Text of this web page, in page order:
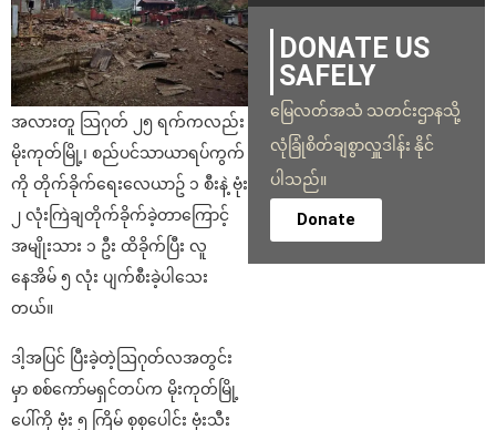
အလားတူ သြဂုတ် ၂၅ ရက်ကလည်း
မိုးကုတ်မြို့၊ စည်ပင်သာယာရပ်ကွက်
ကို တိုက်ခိုက်ရေးလေယာဥ် ၁ စီးနဲ့ ဗုံး
၂ လုံးကြဲချတိုက်ခိုက်ခဲ့တာကြောင့်
အမျိုးသား ၁ ဦး ထိခိုက်ပြီး လူ
နေအိမ် ၅ လုံး ပျက်စီးခဲ့ပါသေး
တယ်။
ဒါ့အပြင် ပြီးခဲ့တဲ့ဩဂုတ်လအတွင်း
မှာ စစ်ကော်မရှင်တပ်က မိုးကုတ်မြို့
ပေါ်ကို ဗုံး ၅ ကြိမ် စုစုပေါင်း ဗုံးသီး
DONATE US
SAFELY
မြေလတ်အသံ သတင်းဌာနသို့
လုံခြုံစိတ်ချစွာလှူဒါန်း နိုင်
ပါသည်။
Donate